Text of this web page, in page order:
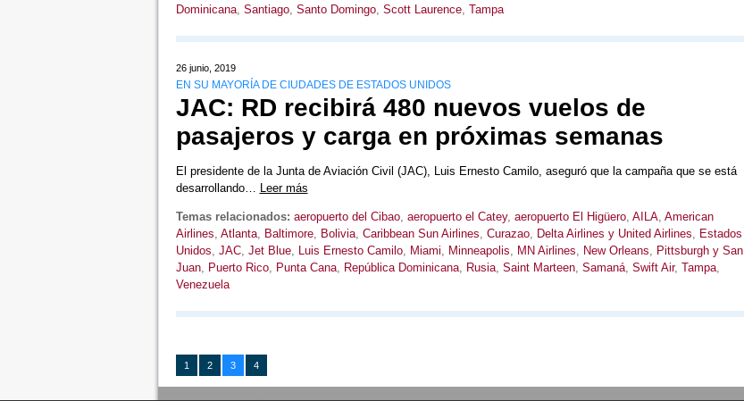
Dominicana, Santiago, Santo Domingo, Scott Laurence, Tampa
26 junio, 2019
EN SU MAYORÍA DE CIUDADES DE ESTADOS UNIDOS
JAC: RD recibirá 480 nuevos vuelos de
pasajeros y carga en próximas semanas
El presidente de la Junta de Aviación Civil (JAC), Luis Ernesto Camilo, aseguró que la campaña que se está
desarrollando… Leer más
Temas relacionados: aeropuerto del Cibao, aeropuerto el Catey, aeropuerto El Higüero, AILA, American
Airlines Atlanta, Baltimore, Bolivia, Caribbean Sun Airlines Curazao, Delta Airlines y United Airlines
Estados
Unidos JAC, Jet Blue, Luis Ernesto Camilo, Miami Minneapolis MN Airlines New Orleans
Pittsburgh y San
Juan, Puerto Rico, Punta Cana, República Dominicana, Rusia, Saint Marteen, Samaná, Swift Air, Tampa,
Venezuela
1 2 3 4